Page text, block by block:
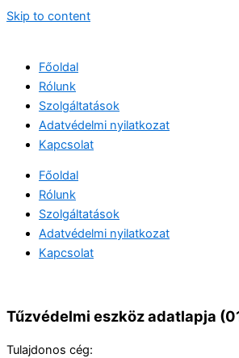
Skip to content
Főoldal
Rólunk
Szolgáltatások
Adatvédelmi nyilatkozat
Kapcsolat
Főoldal
Rólunk
Szolgáltatások
Adatvédelmi nyilatkozat
Kapcsolat
Tűzvédelmi eszköz adatlapja
Tulajdonos cég: